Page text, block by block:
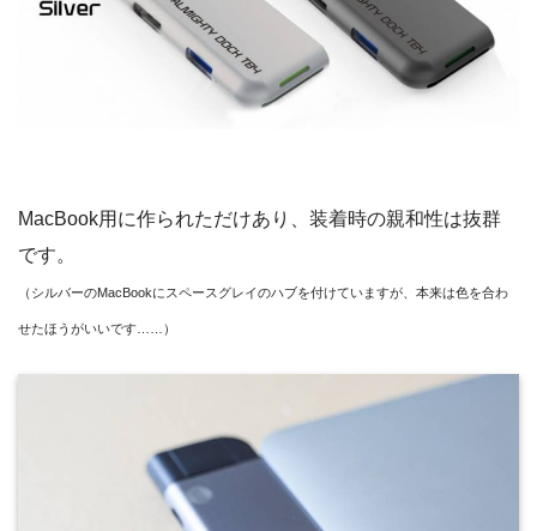
MacBook用に作られただけあり、装着時の親和性は抜群
です。
（シルバーのMacBookにスペースグレイのハブを付けていますが、本来は色を合わ
せたほうがいいです……）